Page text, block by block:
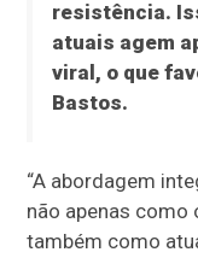
resistência.
atuais agem
viral, o que
Bastos.
“A abordagem
não apenas
também como